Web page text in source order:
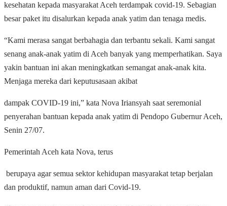
kesehatan kepada masyarakat Aceh terdampak covid-19. Sebagian
besar paket itu disalurkan kepada anak yatim dan tenaga medis.
“Kami merasa sangat berbahagia dan terbantu sekali. Kami sangat
senang anak-anak yatim di Aceh banyak yang memperhatikan. Saya
yakin bantuan ini akan meningkatkan semangat anak-anak kita.
Menjaga mereka dari keputusasaan akibat
dampak COVID-19 ini,” kata Nova Iriansyah saat seremonial
penyerahan bantuan kepada anak yatim di Pendopo Gubernur Aceh,
Senin 27/07.
Pemerintah Aceh kata Nova, terus
berupaya agar semua sektor kehidupan masyarakat tetap berjalan
dan produktif, namun aman dari Covid-19.